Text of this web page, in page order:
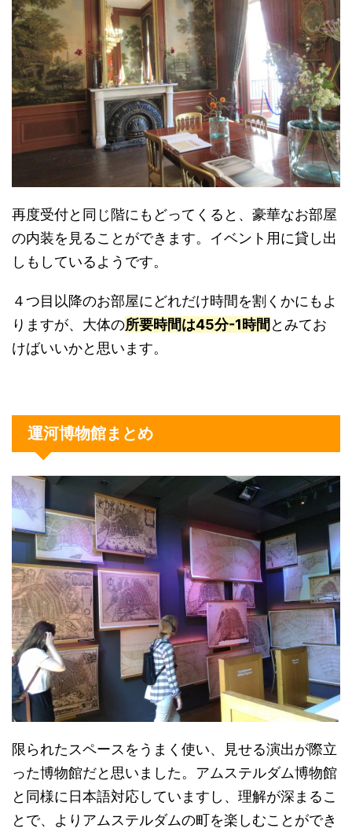
再度受付と同じ階にもどってくると、豪華なお部屋
の内装を見ることができます。イベント用に貸し出
しもしているようです。
４つ目以降のお部屋にどれだけ時間を割くかにもよ
りますが、大体の所要時間は45分-1時間とみてお
けばいいかと思います。
運河博物館まとめ
限られたスペースをうまく使い、見せる演出が際立
った博物館だと思いました。アムステルダム博物館
と同様に日本語対応していますし、理解が深まるこ
とで、よりアムステルダムの町を楽しむことができ